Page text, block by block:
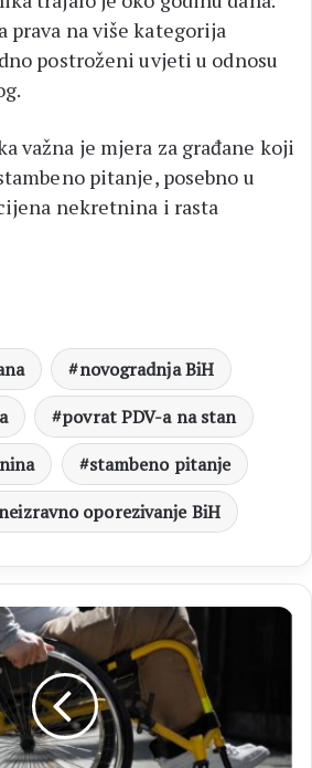
prava na više kategorija
postroženi uvjeti u odnosu
važna je mjera za građane koji
pitanje, posebno u
nekretnina i rasta
novogradnja BiH
povrat PDV-a na stan
stambeno pitanje
oporezivanje BiH